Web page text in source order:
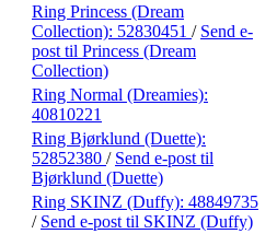
Ring Princess (Dream
Collection): 52830451 / Send e-
post til Princess (Dream
Collection)
Ring Normal (Dreamies):
40810221
Ring Bjørklund (Duette):
52852380 / Send e-post til
Bjørklund (Duette)
Ring SKINZ (Duffy): 48849735
/ Send e-post til SKINZ (Duffy)